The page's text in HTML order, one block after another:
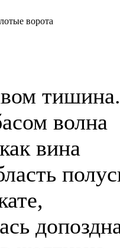
ворота
тишина.
волна
вина